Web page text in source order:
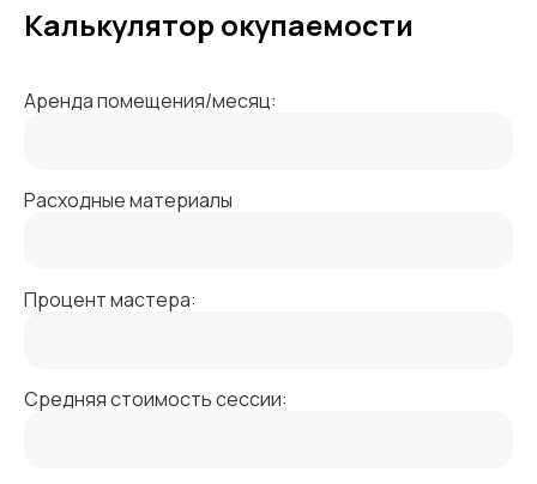
Калькулятор окупаемости
Аренда помещения/месяц:
Расходные материалы
Процент мастера:
Средняя стоимость сессии: